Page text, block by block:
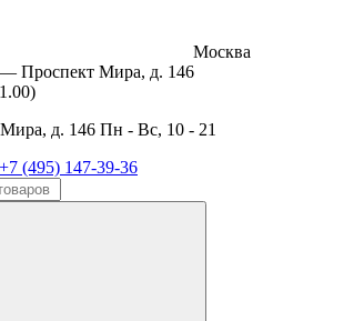
Москва
— Проспект Мира, д. 146
д. 146 Пн - Вс, 10 - 21
+7 (495) 147-39-36